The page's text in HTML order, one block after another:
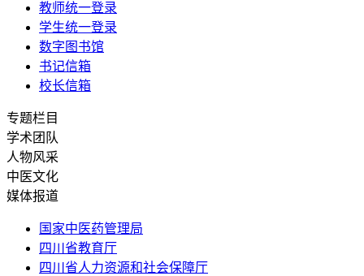
教师统一登录
学生统一登录
数字图书馆
书记信箱
校长信箱
专题栏目
学术团队
人物风采
中医文化
媒体报道
国家中医药管理局
四川省教育厅
四川省人力资源和社会保障厅